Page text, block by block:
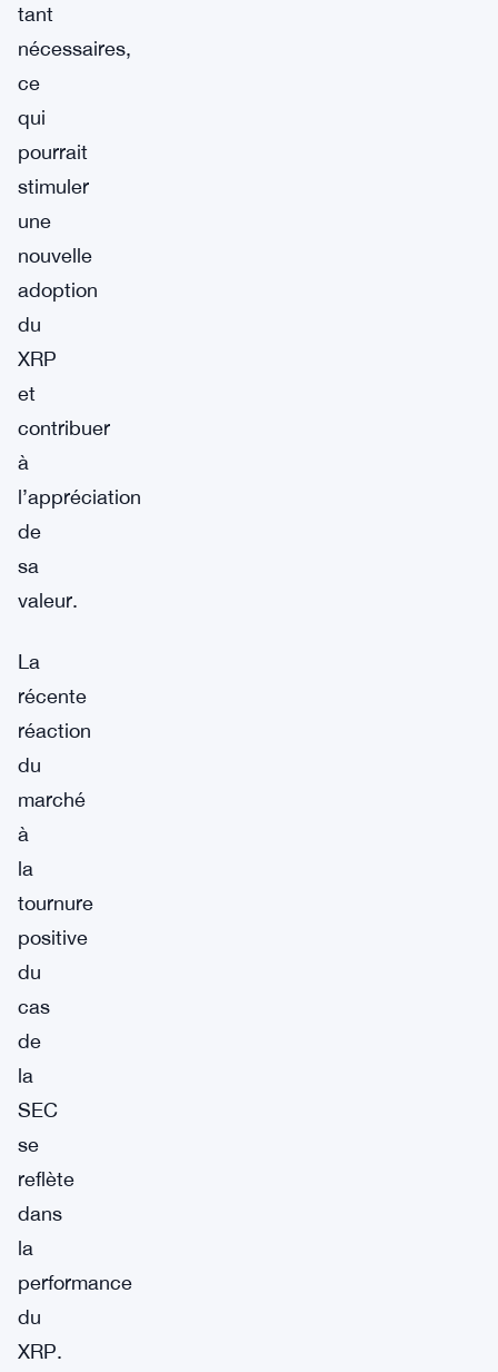
tant
nécessaires,
ce
qui
pourrait
stimuler
une
nouvelle
adoption
du
XRP
et
contribuer
à
l’appréciation
de
sa
valeur.
La
récente
réaction
du
marché
à
la
tournure
positive
du
cas
de
la
SEC
se
reflète
dans
la
performance
du
XRP.